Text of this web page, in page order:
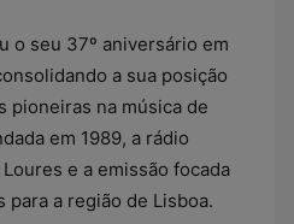
o seu 37º aniversário em
a sua posição
pioneiras na música de
em 1989, a rádio
e a emissão focada
a região de Lisboa.